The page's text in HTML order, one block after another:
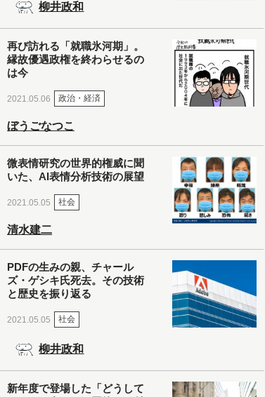
柳井政和
再び訪れる「就職氷河期」。
縁故優遇政権を終わらせるの
は今
2021.05.06 政治・経済
ぼうごなつこ
微表情研究の世界的権威に聞
いた、AI表情分析技術の展望
2021.05.05 社会
清水建二
PDFの生みの親、チャール
ズ・ゲシキ氏死去。その技術
と歴史を振り返る
2021.05.05 社会
柳井政和
新年度で登場した「どうして